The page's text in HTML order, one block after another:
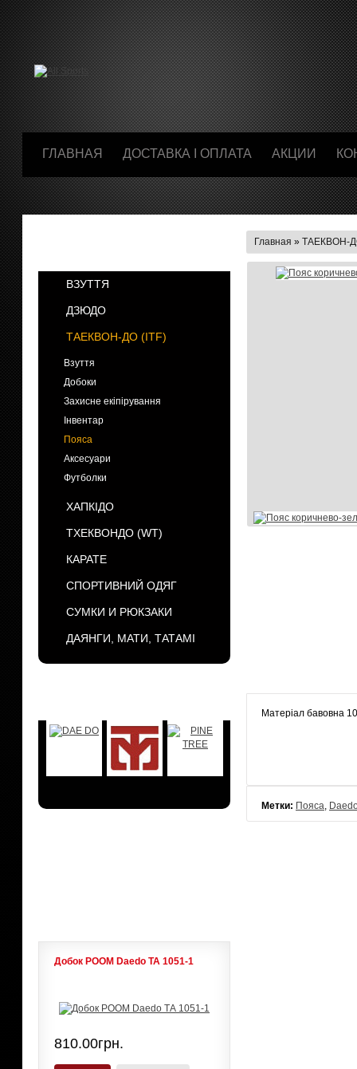
ГЛАВНАЯ ДОСТАВКА І ОПЛАТА АКЦИИ
ВЗУТТЯ
ДЗЮДО
ТАЕКВОН-ДО (ІТF)
Взуття
Добоки
Захисне екіпірування
Інвентар
Пояса
Аксесуари
Футболки
ХАПКІДО
ТХЕКВОНДО (WT)
КАРАТЕ
СПОРТИВНИЙ ОДЯГ
СУМКИ И РЮКЗАКИ
ДАЯНГИ, МАТИ, ТАТАМІ
Добок POOM Daedo ТА 1051-1
810.00грн.
Главная » ТАЕКВОН-
Матеріал бавовна
Метки: Пояса,